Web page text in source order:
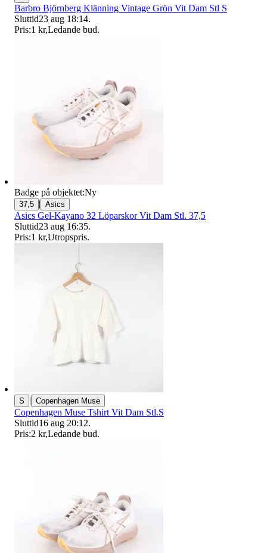
Barbro Björnberg Klänning Vintage Grön Vit Dam Stl S
Sluttid23 aug 18:14.
Pris:1 kr,Ledande bud.
Badge på objektet:Ny
37,5 | Asics
Asics Gel-Kayano 32 Löparskor Vit Dam Stl. 37,5
Sluttid23 aug 16:35.
Pris:1 kr,Utropspris.
S | Copenhagen Muse
Copenhagen Muse Tshirt Vit Dam Stl.S
Sluttid16 aug 20:12.
Pris:2 kr,Ledande bud.